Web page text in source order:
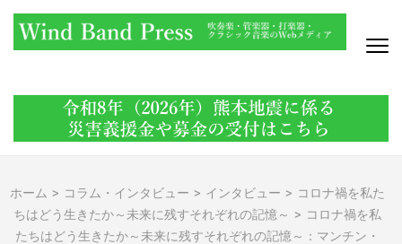
(Enter
ホーム > コラム・インタビュー > インタビュー > コロナ禍を私た
ちはどう生きたか～未来に残すそれぞれの記憶～ > コロナ禍を私
たちはどう生きたか～未来に残すそれぞれの記憶～：マンチン・